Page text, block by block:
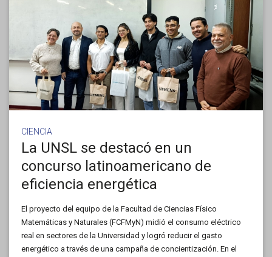
CIENCIA
La UNSL se destacó en un
concurso latinoamericano de
eficiencia energética
El proyecto del equipo de la Facultad de Ciencias Físico
Matemáticas y Naturales (FCFMyN) midió el consumo eléctrico
real en sectores de la Universidad y logró reducir el gasto
energético a través de una campaña de concientización. En el